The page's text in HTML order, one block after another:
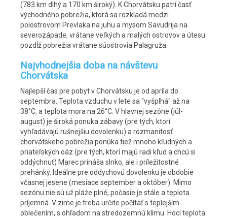
(783 km dlhý a 170 km široký). K Chorvátsku patrí časť
východného pobrežia, ktorá sa rozkladá medzi
polostrovom Prevlaka na juhu a mysom Savudrija na
severozápade, vrátane veľkých a malých ostrovov a útesu
pozdĺž pobrežia vrátane súostrovia Palagruža.
Najvhodnejšia doba na návštevu
Chorvátska
Najlepší čas pre pobyt v Chorvátsku je od apríla do
septembra. Teplota vzduchu v lete sa "vyšplhá" až na
38°C, a teplota mora na 26°C. V hlavnej sezóne (júl-
august) je široká ponuka zábavy (pre tých, ktorí
vyhľadávajú rušnejšiu dovolenku) a rozmanitosť
chorvátskeho pobrežia ponúka tiež mnoho kľudných a
priateľských oáz (pre tých, ktorí majú radi kľud a chcú si
oddýchnuť) Marec prináša slnko, ale i príležitostné
prehánky. Ideálne pre oddychovú dovolenku je obdobie
včasnej jesene (mesiace september a október). Mimo
sezónu nie sú už pláže plné, počasie je stále a teplota
príjemná. V zime je treba určite počítať s teplejším
oblečením, s ohľadom na stredozemnú klímu. Hoci teplota